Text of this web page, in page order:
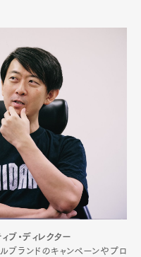
ブ・ディレクター
ランドのキャンペーンやプロ